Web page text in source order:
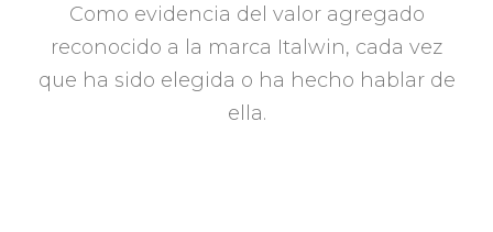
Como evidencia del valor agregado
reconocido a la marca Italwin, cada vez
que ha sido elegida o ha hecho hablar de
ella.